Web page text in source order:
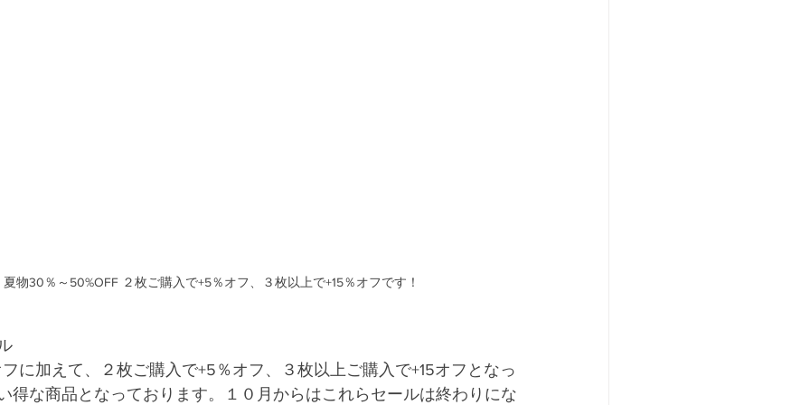
に加えて、２枚ご購入で+5％オフ、３枚以上ご購入で+15オフとなっ
得な商品となっております。１０月からはこれらセールは終わりにな